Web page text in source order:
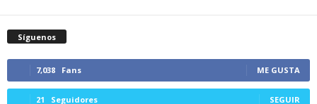
Síguenos
7,038 Fans ME GUSTA
21 Seguidores SEGUIR